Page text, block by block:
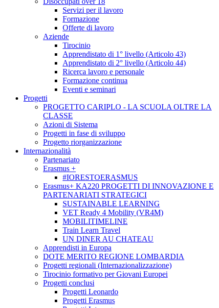
Servizi per il lavoro
Formazione
Offerte di lavoro
Aziende
Tirocinio
Apprendistato di 1° livello (Articolo 43)
Apprendistato di 2° livello (Articolo 44)
Ricerca lavoro e personale
Formazione continua
Eventi e seminari
Progetti
PROGETTO CARIPLO - LA SCUOLA OLTRE LA
CLASSE
Azioni di Sistema
Progetti in fase di sviluppo
Progetto riorganizzazione
Internazionalità
Partenariato
Erasmus +
#IORESTOERASMUS
Erasmus+ KA220 PROGETTI DI INNOVAZIONE E
PARTENARIATI STRATEGICI
SUSTAINABLE LEARNING
VET Ready 4 Mobility (VR4M)
MOBILITIMELINE
Train Learn Travel
UN DINER AU CHATEAU
Apprendisti in Europa
DOTE MERITO REGIONE LOMBARDIA
Progetti regionali (Internazionalizzazione)
Tirocinio formativo per Giovani Europei
Progetti conclusi
Progetti Leonardo
Progetti Erasmus